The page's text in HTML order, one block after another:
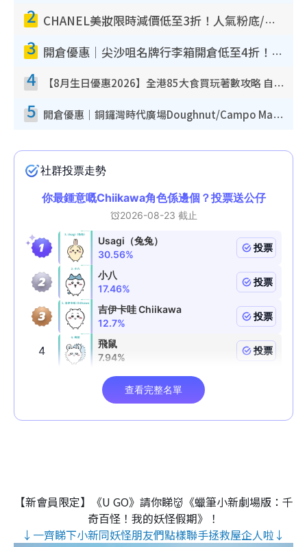
2 CHANEL美妝限時減價低至3折！人氣粉底/唇膏/精華液低至$275！COCO香水都有平
3 開倉優惠｜尖沙咀名牌行李箱開倉低至4折！一連5日 American Tourister/ace./Hallmark $200起！
4 【8月生日優惠2026】全港85大食買玩著數攻略 自助餐/火鍋放題同行免費＋誠品/DONKI送現金券
5 開倉優惠｜銅鑼灣時代廣場Doughnut/Campo Marzio開倉低至1折！背囊、書包、手袋劈價$200起
【新會員限定】《U GO》請你睇👹《蠟筆小新劇場版：千
奇百怪！我的妖怪假期》！
↓一齊睇下小新同妖怪朋友們點樣聯手拯救屋企人啦↓